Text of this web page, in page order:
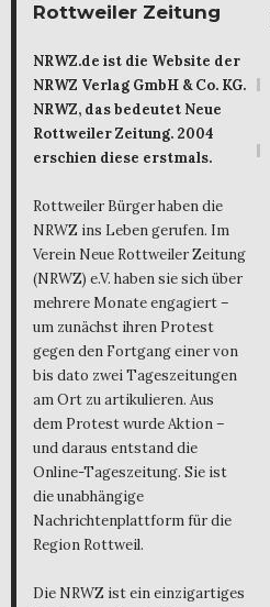
Rottweiler Zeitung
NRWZ.de ist die Website der
NRWZ Verlag GmbH & Co. KG.
NRWZ, das bedeutet Neue
Rottweiler Zeitung. 2004
erschien diese erstmals.
Rottweiler Bürger haben die
NRWZ ins Leben gerufen. Im
Verein Neue Rottweiler Zeitung
(NRWZ) e.V. haben sie sich über
mehrere Monate engagiert –
um zunächst ihren Protest
gegen den Fortgang einer von
bis dato zwei Tageszeitungen
am Ort zu artikulieren. Aus
dem Protest wurde Aktion –
und daraus entstand die
Online-Tageszeitung. Sie ist
die unabhängige
Nachrichtenplattform für die
Region Rottweil.
Die NRWZ ist ein einzigartiges